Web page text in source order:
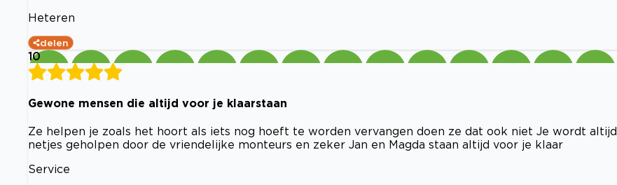
Heteren
delen
10
Gewone mensen die altijd voor je klaarstaan
Ze helpen je zoals het hoort als iets nog hoeft te worden vervangen doen ze dat ook niet Je wordt altijd
netjes geholpen door de vriendelijke monteurs en zeker Jan en Magda staan altijd voor je klaar
Service